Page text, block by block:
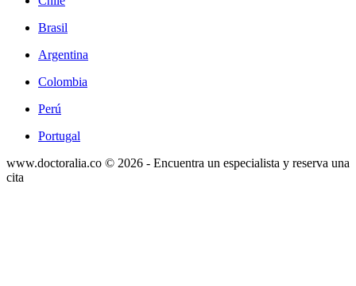
Brasil
Argentina
Colombia
Perú
Portugal
www.doctoralia.co © 2026 - Encuentra un especialista y reserva una
cita